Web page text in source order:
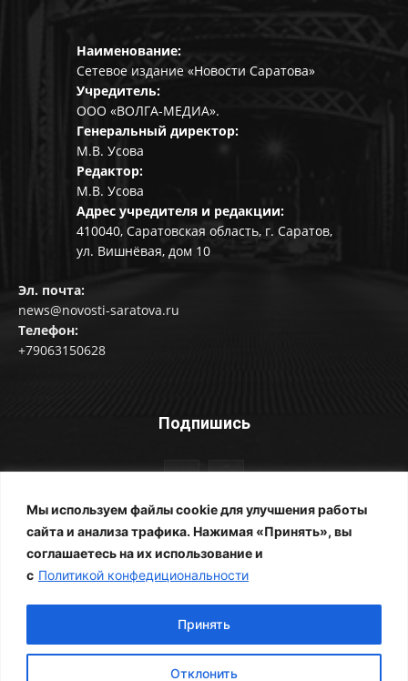
Мы используем файлы cookie для улучшения работы
сайта и анализа трафика. Нажимая «Принять», вы
соглашаетесь на их использование и
с Политикой конфедициональности
Отклонить
Принять
Наименование:
Сетевое издание «Новости Саратова»
Учредитель:
ООО «ВОЛГА-МЕДИА».
Генеральный директор:
М.В. Усова
Редактор:
М.В. Усова
Адрес учредителя и редакции:
410040, Саратовская область, г. Саратов,
ул. Вишнёвая, дом 10
Эл. почта:
news@novosti-saratova.ru
Телефон:
+79063150628
Подпишись
© Новости Саратова 2014-2025
Главная Рубрики Все новости Контакты
Фотоальбомы